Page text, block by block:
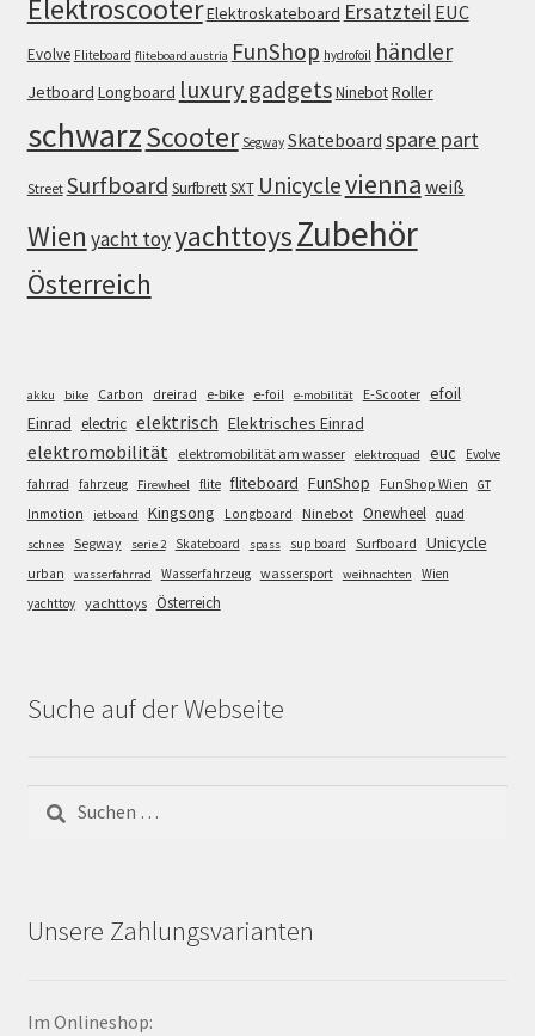
ElektroscooterElektroskateboard Ersatzteil EUC
Evolve Fliteboard fliteboard austria FunShop hydrofoil händler
Jetboard Longboard luxury gadgetsNinebotRoller
schwarzScooter Segway Skateboard spare part
Street Surfboard SurfbrettSXT Unicyclevienna weiß
Wien yacht toyyachttoysZubehör
Österreich
akku bike Carbon dreirad e-bike e-foil e-mobilität E-Scooter efoil
Einrad electric elektrisch Elektrisches Einrad
elektromobilität elektromobilität am wasser elektroquad euc
Evolve
fahrrad
fahrzeug Firewheel flite fliteboard FunShop FunShop Wien GT
Inmotion jetboard Kingsong Longboard Ninebot Onewheel quad
schnee Segway serie 2 Skateboard spass sup board Surfboard Unicycle
urban wasserfahrrad Wasserfahrzeug wassersport weihnachten
Wien
yachttoy yachttoys Österreich
Suche auf der Webseite
Suchen
nach:
Unsere Zahlungsvarianten
Im Onlineshop: